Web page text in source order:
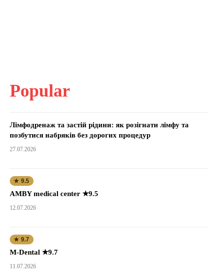
Popular
Лімфодренаж та застій рідини: як розігнати лімфу та
позбутися набряків без дорогих процедур
27.07.2026
★ 9.5
AMBY medical center ★9.5
12.07.2026
★ 9.7
M-Dental ★9.7
11.07.2026